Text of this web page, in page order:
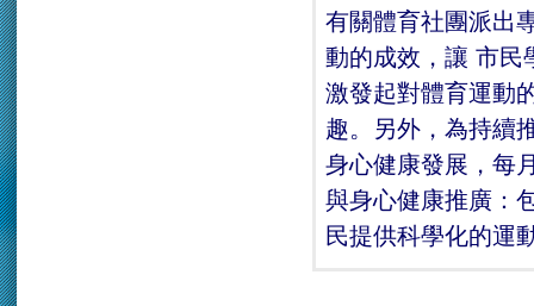
有關體育社團派出
動的成效，讓 市民
激發起對體育運動
趣。另外，為持續
身心健康發展，每
與身心健康推廣：
民提供科學化的運